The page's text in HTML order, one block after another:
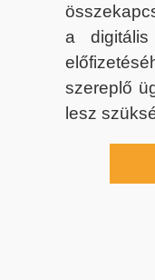
a digitális
szereplő
lesz